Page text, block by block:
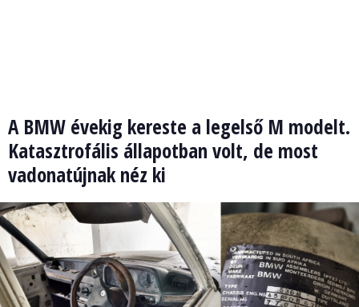
A BMW évekig kereste a legelső M modelt.
Katasztrofális állapotban volt, de most
vadonatújnak néz ki